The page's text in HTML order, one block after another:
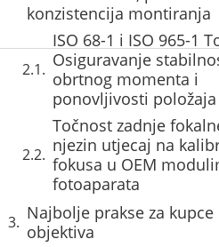
konzistencija montiranja
ISO 68-1 i ISO 965-1
Osiguravanje
obrtnog momenta i
ponovljivosti
Točnost zadnje
njezin utjecaj na
fokusa u OEM
fotoaparata
Najbolje prakse za kupce
objektiva